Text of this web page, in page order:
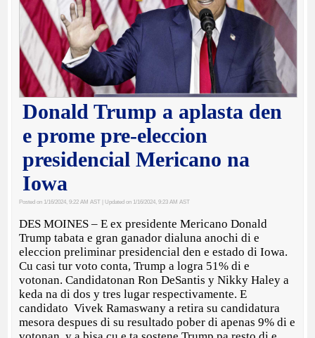
Donald Trump a aplasta den
e prome pre-eleccion
presidencial Mericano na
Iowa
Posted on 1/16/2024, 9:22 AM AST | Updated on 1/16/2024, 9:23 AM AST
DES MOINES – E ex presidente Mericano Donald
Trump tabata e gran ganador dialuna anochi di e
eleccion preliminar presidencial den e estado di Iowa.
Cu casi tur voto conta, Trump a logra 51% di e
votonan. Candidatonan Ron DeSantis y Nikky Haley a
keda na di dos y tres lugar respectivamente. E
candidato Vivek Ramaswany a retira su candidatura
mesora despues di su resultado pober di apenas 9% di e